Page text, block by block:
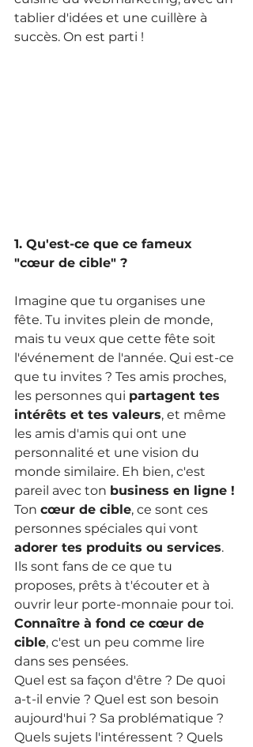
tablier d'idées et une cuillère à
succès. On est parti !
1. Qu'est-ce que ce fameux
"cœur de cible" ?
Imagine que tu organises une
fête. Tu invites plein de monde,
mais tu veux que cette fête soit
l'événement de l'année. Qui est-ce
que tu invites ? Tes amis proches,
les personnes qui partagent tes
intérêts et tes valeurs, et même
les amis d'amis qui ont une
personnalité et une vision du
monde similaire. Eh bien, c'est
pareil avec ton business en ligne !
Ton cœur de cible, ce sont ces
personnes spéciales qui vont
adorer tes produits ou services.
Ils sont fans de ce que tu
proposes, prêts à t'écouter et à
ouvrir leur porte-monnaie pour toi.
Connaître à fond ce cœur de
cible, c'est un peu comme lire
dans ses pensées.
Quel est sa façon d'être ? De quoi
a-t-il envie ? Quel est son besoin
aujourd'hui ? Sa problématique ?
Quels sujets l'intéressent ? Quels